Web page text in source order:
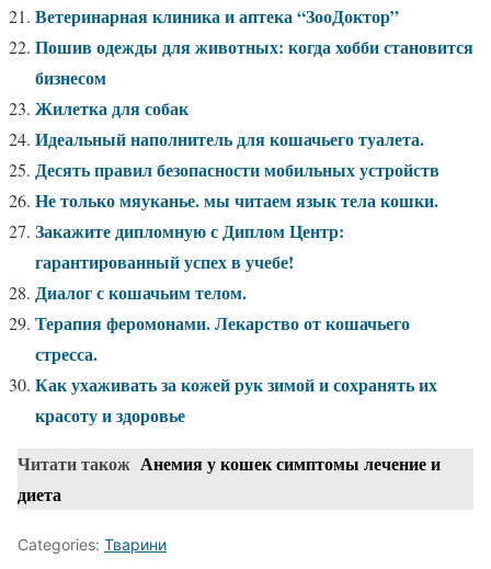
Ветеринарная клиника и аптека “ЗооДоктор”
Пошив одежды для животных: когда хобби становится
бизнесом
Жилетка для собак
Идеальный наполнитель для кошачьего туалета.
Десять правил безопасности мобильных устройств
Не только мяуканье. мы читаем язык тела кошки.
Закажите дипломную с Диплом Центр:
гарантированный успех в учебе!
Диалог с кошачьим телом.
Терапия феромонами. Лекарство от кошачьего
стресса.
Как ухаживать за кожей рук зимой и сохранять их
красоту и здоровье
Читати також Анемия у кошек симптомы лечение и
диета
Categories: Тварини